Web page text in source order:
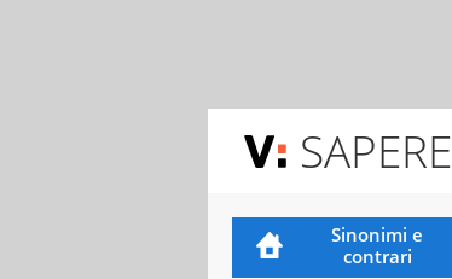
SAPERE
Sinonimi e
contrari